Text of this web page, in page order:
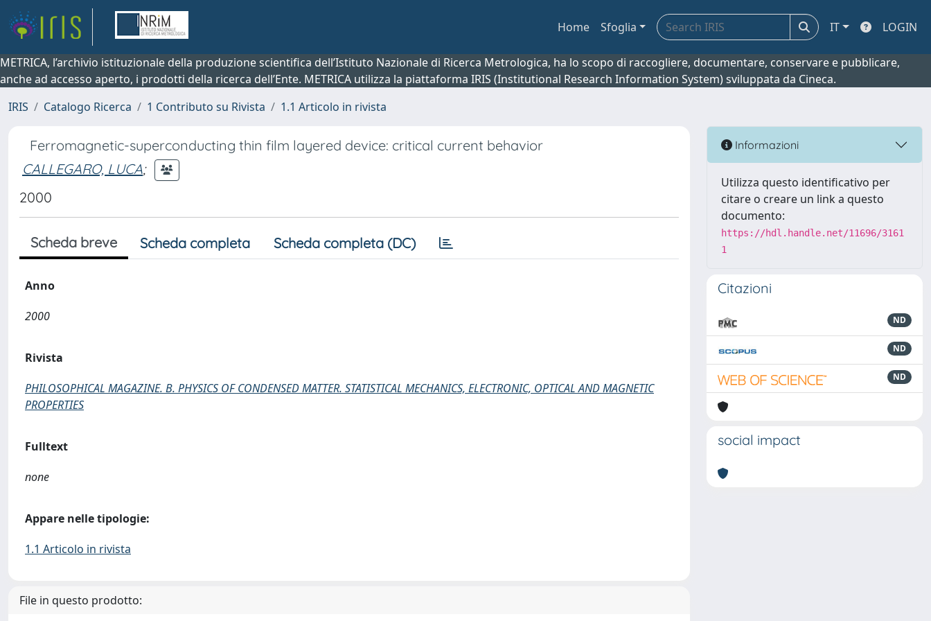
Home Sfoglia IT LOGIN
METRICA, l’archivio istituzionale della produzione scientifica dell’Istituto Nazionale di Ricerca Metrologica, ha lo scopo di raccogliere, documentare, conservare e pubblicare,
anche ad accesso aperto, i prodotti della ricerca dell’Ente. METRICA utilizza la piattaforma IRIS (Institutional Research Information System) sviluppata da Cineca.
IRIS
Catalogo Ricerca 1 Contributo su Rivista 1.1 Articolo in rivista
Ferromagnetic-superconducting thin film layered device: critical current behavior
CALLEGARO, LUCA;
2000
Scheda breve Scheda completa Scheda completa (DC)
Anno
2000
Rivista
PHILOSOPHICAL MAGAZINE. B. PHYSICS OF CONDENSED MATTER. STATISTICAL MECHANICS, ELECTRONIC, OPTICAL AND MAGNETIC
PROPERTIES
Fulltext
none
Appare nelle tipologie:
1.1 Articolo in rivista
File in questo prodotto:
Informazioni
Utilizza questo identificativo per
citare o creare un link a questo
documento:
https://hdl.handle.net/11696/3161
1
Citazioni
ND
ND
ND
social impact